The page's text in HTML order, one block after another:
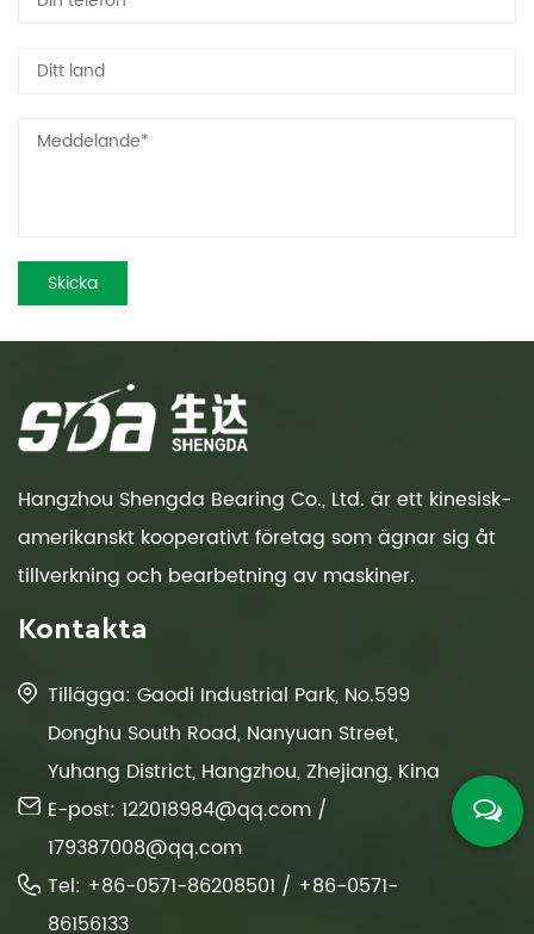
Hangzhou Shengda Bearing Co., Ltd. är ett kinesisk-
amerikanskt kooperativt företag som ägnar sig åt
tillverkning och bearbetning av maskiner.
Kontakta
Tillägga: Gaodi Industrial Park, No.599
Donghu South Road, Nanyuan Street,
Yuhang District, Hangzhou, Zhejiang, Kina
E-post: 122018984@qq.com /
179387008@qq.com
Tel: +86-0571-86208501 / +86-0571-
86156133